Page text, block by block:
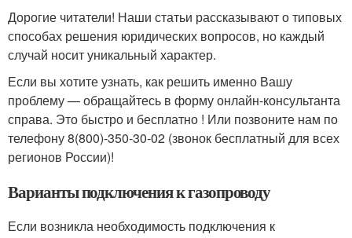
Дорогие читатели! Наши статьи рассказывают о типовых
способах решения юридических вопросов, но каждый
случай носит уникальный характер.
Если вы хотите узнать, как решить именно Вашу
проблему — обращайтесь в форму онлайн-консультанта
справа. Это быстро и бесплатно ! Или позвоните нам по
телефону 8(800)-350-30-02 (звонок бесплатный для всех
регионов России)!
Варианты подключения к газопроводу
Если возникла необходимость подключения к